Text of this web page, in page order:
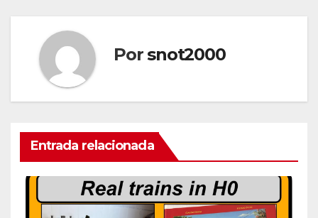
Porsnot2000
Entrada relacionada